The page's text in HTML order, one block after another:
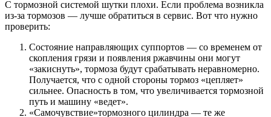
С тормозной системой шутки плохи. Если проблема возникла
из-за тормозов — лучше обратиться в сервис. Вот что нужно
проверить:
Состояние направляющих суппортов — со временем от
скопления грязи и появления ржавчины они могут
«закиснуть», тормоза будут срабатывать неравномерно.
Получается, что с одной стороны тормоз «цепляет»
сильнее. Опасность в том, что увеличивается тормозной
путь и машину «ведет».
«Самочувствие»тормозного цилиндра — те же